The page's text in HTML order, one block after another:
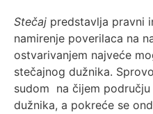
Stečaj predstavlja pravni
namirenje poverilaca na
ostvarivanjem najveće
stečajnog dužnika.
sudom na čijem
dužnika, a pokreće se